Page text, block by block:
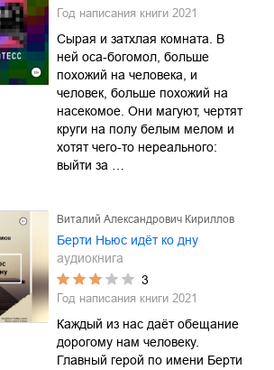
Год написания книги 2021
Сырая и затхлая комната. В
ней оса-богомол, больше
похожий на человека, и
человек, больше похожий на
насекомое. Они магуют, чертят
круги на полу белым мелом и
хотят чего-то нереального:
выйти за …
Виталий Александрович Кириллов
Берти Ньюс идёт ко дну
аудиокнига
3
Год написания книги 2021
Каждый из нас даёт обещание
дорогому нам человеку.
Главный герой по имени Берти